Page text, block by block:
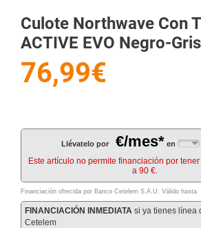
Culote Northwave Con
ACTIVE EVO Negro-
76,99€
Llévatelo por €/mes* en
Este artículo no permite financiación por
a 90 €.
Financiación ofrecida por Banco Cetelem S.A.U. Válido hasta
FINANCIACIÓN INMEDIATA si ya tienes línea
Cetelem